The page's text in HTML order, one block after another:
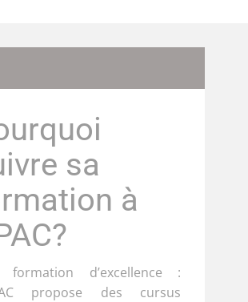
sa
à
formation d’excellence :
propose des cursus